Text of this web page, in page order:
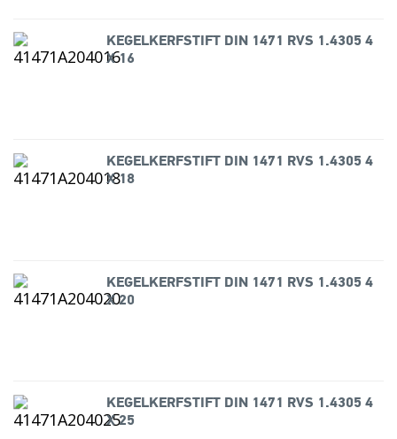
KEGELKERFSTIFT DIN 1471 RVS 1.4305 4
X 16
KEGELKERFSTIFT DIN 1471 RVS 1.4305 4
X 18
KEGELKERFSTIFT DIN 1471 RVS 1.4305 4
X 20
KEGELKERFSTIFT DIN 1471 RVS 1.4305 4
X 25